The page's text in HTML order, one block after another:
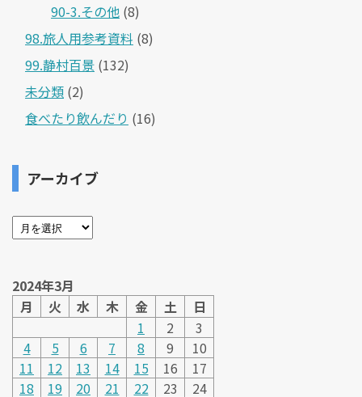
90-3.その他 (8)
98.旅人用参考資料 (8)
99.静村百景 (132)
未分類 (2)
食べたり飲んだり (16)
アーカイブ
2024年3月
月
火 水 木 金 土
日
1
2
3
4
5 6 7 8 9
10
11
12 13 14 15 16
17
18
19 20 21 22 23
24